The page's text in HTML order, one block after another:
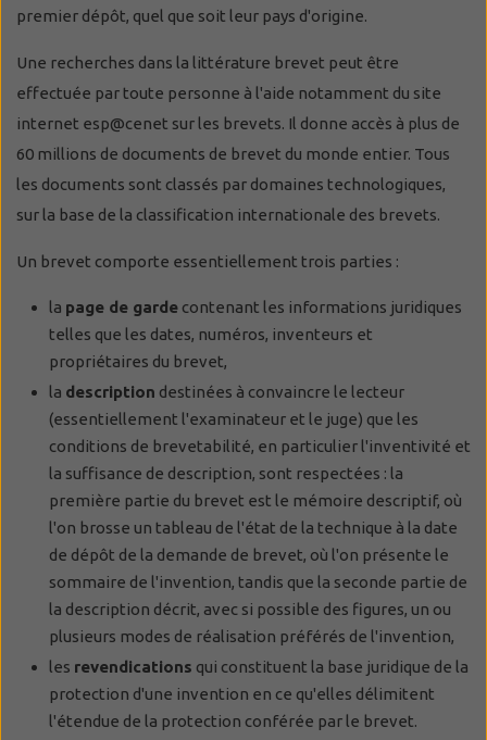
premier dépôt, quel que soit leur pays d'origine.
Une recherches dans la littérature brevet peut être
effectuée par toute personne à l'aide notamment du site
internet esp@cenet sur les brevets. Il donne accès à plus de
60 millions de documents de brevet du monde entier. Tous
les documents sont classés par domaines technologiques,
sur la base de la classification internationale des brevets.
Un brevet comporte essentiellement trois parties :
la page de garde contenant les informations juridiques
telles que les dates, numéros, inventeurs et
propriétaires du brevet,
la description destinées à convaincre le lecteur
(essentiellement l'examinateur et le juge) que les
conditions de brevetabilité, en particulier l'inventivité et
la suffisance de description, sont respectées : la
première partie du brevet est le mémoire descriptif, où
l'on brosse un tableau de l'état de la technique à la date
de dépôt de la demande de brevet, où l'on présente le
sommaire de l'invention, tandis que la seconde partie de
la description décrit, avec si possible des figures, un ou
plusieurs modes de réalisation préférés de l'invention,
les revendications qui constituent la base juridique de la
protection d'une invention en ce qu'elles délimitent
l'étendue de la protection conférée par le brevet.